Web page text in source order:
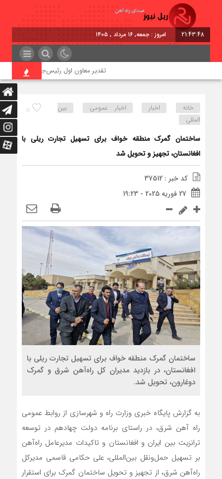
21:43:48 امروز : جمعه, ۱۶ مرداد , ۱۴۰۵
تقدیر معاون اول رئیس‌جمهور از مدیرعامل
11 خانه اخبار اخبار عمومی
بین
المللی
ساختمان گمرک منطقه خواف برای تسهیل تجارت ریلی با
افغانستان، تجهیز و تحویل شد
کد خبر : 37512
27 فوریه 2025 - 19:23
ساختمان گمرک منطقه خواف برای تسهیل تجارت ریلی با
افغانستان، در بازدید مدیران کل راه‌آهن شرق و گمرک
دوغارون، تحویل شد.
به گزارش پایگاه خبری وزارت راه و شهرسازی از روابط عمومی
راه آهن شرق، در راستای برنامه دولت چهادهم در توسعه
ترانزیت بین ایران و افغانستان و تاکیدات مدیرعامل راه‌آهن
بر تسهیل حمل‌ونقل بین‌المللی، علی حکامی قاسمی مدیرکل
راه‌آهن شرق، از تجهیز و تحویل ساختمان گمرک برای استقرار